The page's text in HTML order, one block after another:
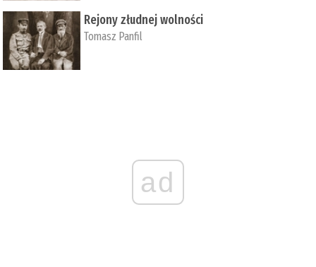
Rejony złudnej wolności
Tomasz Panfil
ad